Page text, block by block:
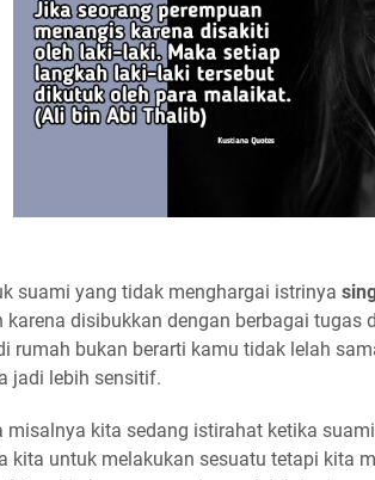
suami yang tidak menghargai istrinya
karena disibukkan dengan berbagai tugas
rumah bukan berarti kamu tidak lelah
jadi lebih sensitif.
misalnya kita sedang istirahat ketika
kita untuk melakukan sesuatu tetapi kita